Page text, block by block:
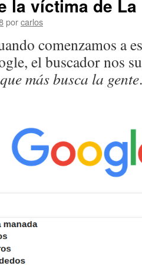
la víctima de La
porcarlos
comenzamos a
el buscador nos
más busca la gente.